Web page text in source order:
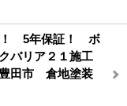
！ 5年保証！ ボ
バリア２１施工
豊田市 倉地塗装